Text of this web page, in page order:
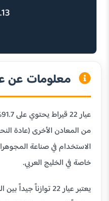
معلومات عن
من المعادن الأخرى (عادة
الاستخدام في صناعة
خاصة في الخليج العربي.
يعتبر عيار 22 توازناً